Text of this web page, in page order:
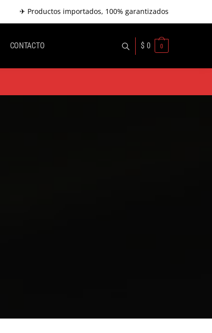
✈ Productos importados, 100% garantizados
CONTACTO $ 0 0